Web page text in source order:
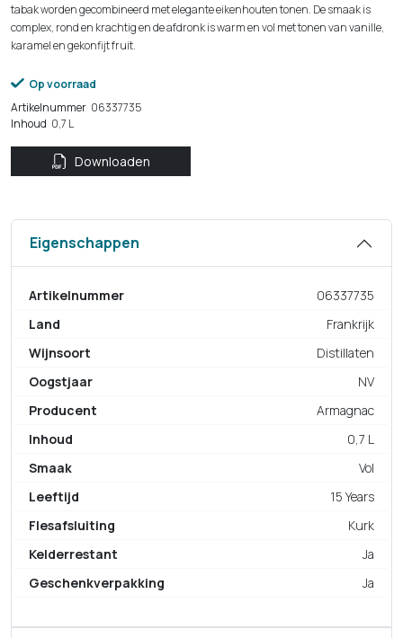
tabak worden gecombineerd met elegante eikenhouten tonen. De smaak is
complex, rond en krachtig en de afdronk is warm en vol met tonen van vanille,
karamel en gekonfijt fruit.
Op voorraad
Artikelnummer 06337735
Inhoud 0,7 L
Downloaden
Eigenschappen
Artikelnummer
06337735
Land
Frankrijk
Wijnsoort
Distillaten
Oogstjaar
NV
Producent
Armagnac
Inhoud
0,7 L
Smaak
Vol
Leeftijd
15 Years
Flesafsluiting
Kurk
Kelderrestant
Ja
Geschenkverpakking
Ja